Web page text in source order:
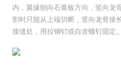
内，翼缘朝向石膏板方向，竖向龙
割时只能从上端切断，竖向龙骨接
接缝处，用拉铆钉或自攻螺钉固定。